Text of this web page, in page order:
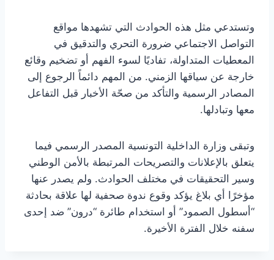
وتستدعي مثل هذه الحوادث التي تشهدها مواقع
التواصل الاجتماعي ضرورة التحري والتدقيق في
المعطيات المتداولة، تفاديًا لسوء الفهم أو تضخيم وقائع
خارجة عن سياقها الزمني. من المهم دائماً الرجوع إلى
المصادر الرسمية والتأكد من صحّة الأخبار قبل التفاعل
معها وتبادلها.
وتبقى وزارة الداخلية التونسية المصدر الرسمي فيما
يتعلق بالإعلانات والتصريحات المرتبطة بالأمن الوطني
وسير التحقيقات في مختلف الحوادث. ولم يصدر عنها
مؤخرًا أي بلاغ يؤكد وقوع ندوة صحفية لها علاقة بحادثة
“أسطول الصمود” أو استخدام طائرة “درون” ضد إحدى
سفنه خلال الفترة الأخيرة.